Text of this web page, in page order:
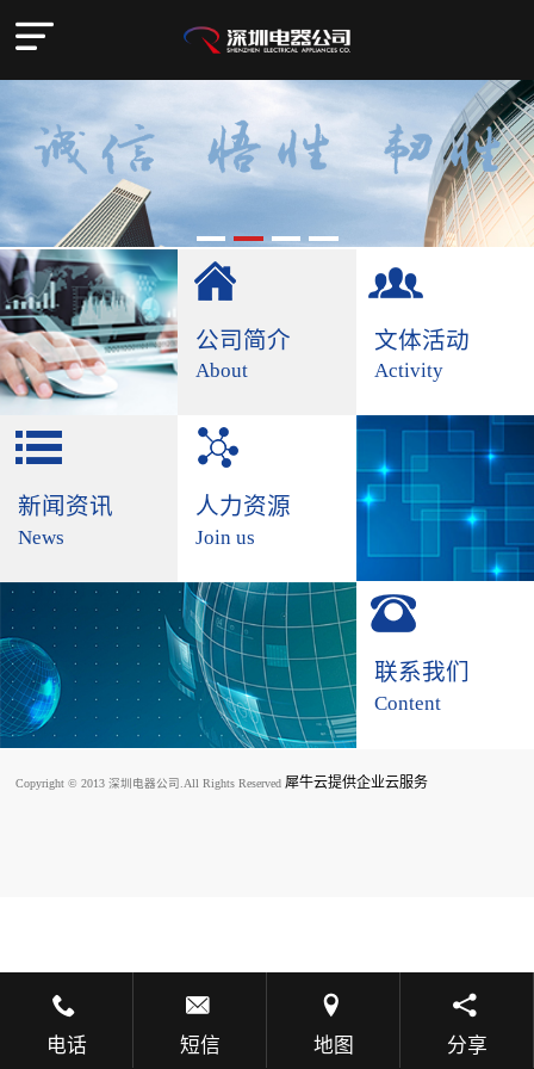
公司简介
About
文体活动
Activity
新闻资讯
News
人力资源
Join us
联系我们
Content
Copyright © 2013 深圳电器公司.All Rights Reserved犀牛云提供企业云服务
电话 短信 地图 分享